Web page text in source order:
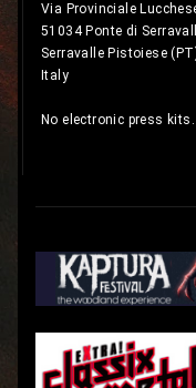
Via Provinciale
51034 Ponte di
Serravalle Pistoiese
Italy
No electronic press kits.